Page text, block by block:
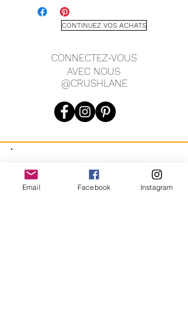
CONTINUEZ VOS ACHATS
CONNECTEZ-VOUS
AVEC NOUS
@CRUSHLANE
JOIN OUR MAILING LIST
Email Facebook Instagram